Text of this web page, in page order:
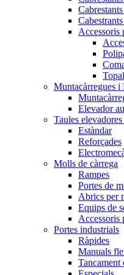
Accessoris
Muntacàrregues i
Elevador
Taules
Estàndar
Reforçades
Molls de càrrega
Rampes
Portes de
Abrics per
Equips de
Accessoris
Portes industrials
Ràpides
Manuals
Tancament